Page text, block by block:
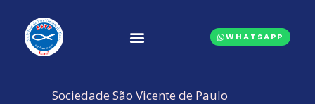
conteúdo
WHATSAPP
Sociedade São Vicente de Paulo